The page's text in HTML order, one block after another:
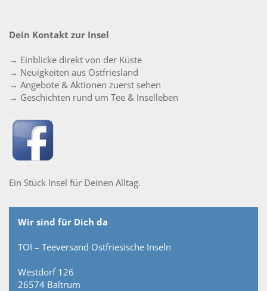
Dein Kontakt zur Insel
→ Einblicke direkt von der Küste
→ Neuigkeiten aus Ostfriesland
→ Angebote & Aktionen zuerst sehen
→ Geschichten rund um Tee & Inselleben
Ein Stück Insel für Deinen Alltag.
Wir sind für Dich da
TOI – Teeversand Ostfriesische Inseln
Westdorf 126
26574 Baltrum